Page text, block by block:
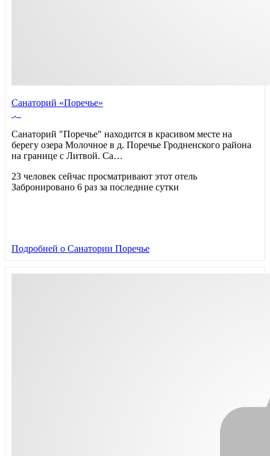
Санаторий «Поречье»
,
Санаторий "Поречье" находится в красивом месте на
берегу озера Молочное в д. Поречье Гродненского района
на границе с Литвой. Са…
23 человек сейчас просматривают этот отель
Забронировано 6 раз за последние сутки
Подробней о Санатории Поречье